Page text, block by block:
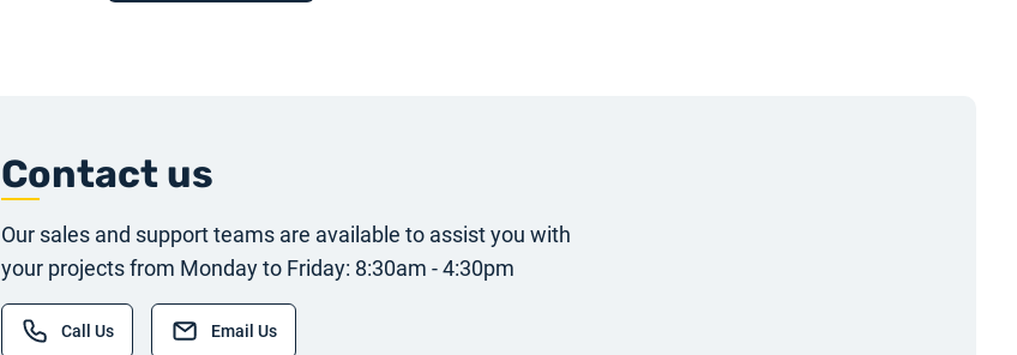
Contact us
Our sales and support teams are available to assist you with
your projects from Monday to Friday: 8:30am - 4:30pm
Call Us Email Us